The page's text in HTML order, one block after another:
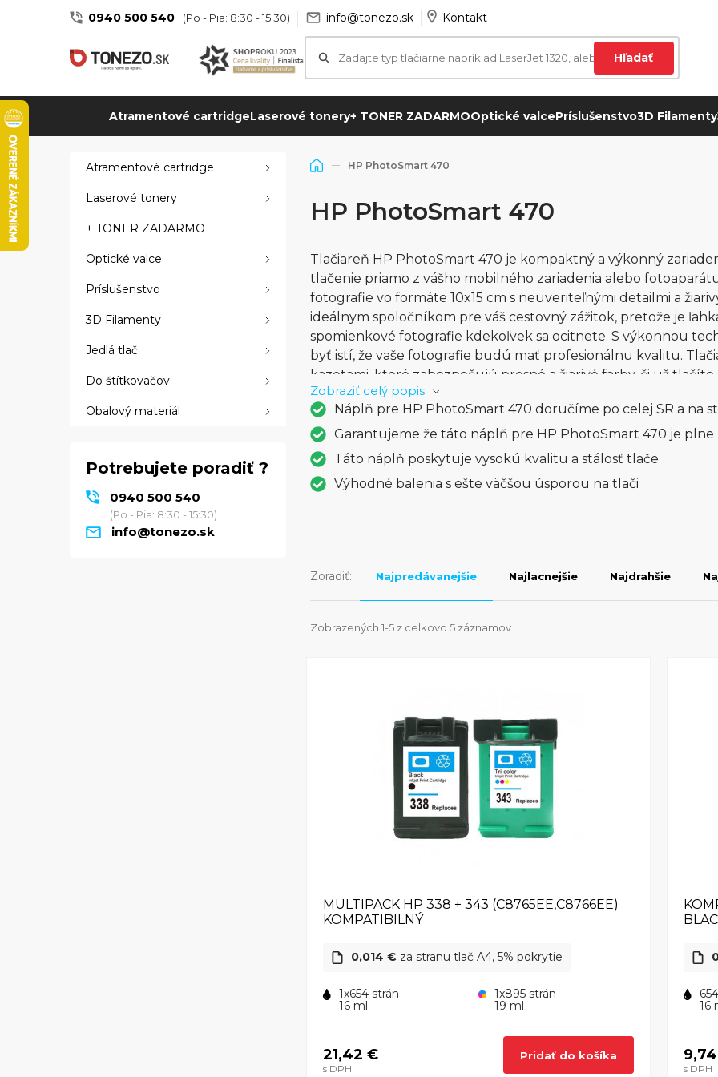
0940 500 540 (Po - Pia: 8:30 - 15:30) info@tonezo.sk Kontakt
Hľadať
Atramentové cartridgeLaserové tonery+ TONER ZADARMOOptické valcePríslušenstvo3D Filamenty
Atramentové cartridge
Laserové tonery
+ TONER ZADARMO
Optické valce
Príslušenstvo
3D Filamenty
Jedlá tlač
Do štítkovačov
Obalový materiál
Potrebujete poradiť ?
0940 500 540
(Po - Pia: 8:30 - 15:30)
info@tonezo.sk
HP PhotoSmart 470
HP PhotoSmart 470
Tlačiareň HP PhotoSmart 470 je kompaktný a výkonný
tlačenie priamo z vášho mobilného zariadenia alebo
fotografie vo formáte 10x15 cm s neuveriteľnými detailmi a
ideálnym spoločníkom pre váš cestovný zážitok, pretože je
spomienkové fotografie kdekoľvek sa ocitnete. S výkonnou
byť istí, že vaše fotografie budú mať profesionálnu kvalitu.
kazetami, ktoré zabezpečujú presné a žiarivé farby, či už
bezdrôtového pripojenia môžete jednoducho tlačiť priamo z
eliminuje potreba prepojenia s počítačom. Tlačiareň HP
okraja, čo znamená, že vaše fotografie budú mať profesionálny
fotografií je tlačiareň HP PhotoSmart 470 tiež schopná tlačiť
rozlíšení. S rýchlosťou tlače až 23 strán za minútu si môžete
včas a s vynikajúcou kvalitou. S touto tlačiarňou môžete
Zobraziť celý popis
Náplň pre HP PhotoSmart 470 doručíme po celej SR a na
Garantujeme že táto náplň pre HP PhotoSmart 470 je
Táto náplň poskytuje vysokú kvalitu a stálosť tlače
Výhodné balenia s ešte väčšou úsporou na tlači
Zoradiť: Najpredávanejšie Najlacnejšie Najdrahšie
Zobrazených 1-5 z celkovo 5 záznamov.
MULTIPACK HP 338 + 343 (C8765EE,C8766EE)
KOMPATIBILNÝ
0,014 € za stranu tlač A4, 5% pokrytie
1x654 strán
16 ml
1x895 strán
19 ml
21,42 €
s DPH
Pridať do košíka
16
s DPH